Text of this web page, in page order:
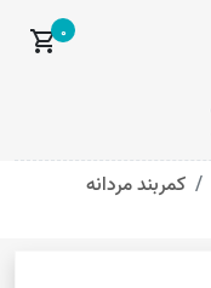
shopping_cart0
کمربند مردانه